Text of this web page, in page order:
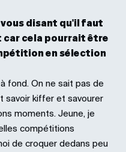
disant qu'il faut
cela pourrait être
en sélection
fond. On ne sait pas de
savoir kiffer et savourer
moments. Jeune, je
compétitions
de croquer dedans peu